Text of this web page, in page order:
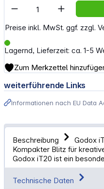
Preise inkl. MwSt. ggf. zzgl.
Lagernd, Lieferzeit: ca. 1-5
Artikel Anzahl:
Zum Merkzettel
weiterführende Links
Informationen nach EU Data
Beschreibung
Godox
Kompakter Blitz für
Godox iT20 ist ein
Technische Daten